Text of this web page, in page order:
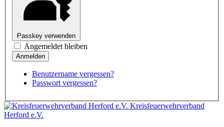
Passkey verwenden
Angemeldet bleiben
Benutzername vergessen?
Passwort vergessen?
Kreisfeuerwehrverband
Herford e.V.